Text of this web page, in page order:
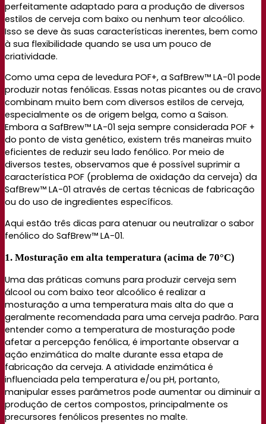
perfeitamente adaptado para a produção de diversos
estilos de cerveja com baixo ou nenhum teor alcoólico.
Isso se deve às suas características inerentes, bem como
à sua flexibilidade quando se usa um pouco de
criatividade.
Como uma cepa de levedura POF+, a SafBrew™ LA-01 pode
produzir notas fenólicas. Essas notas picantes ou de cravo
combinam muito bem com diversos estilos de cerveja,
especialmente os de origem belga, como a Saison.
Embora a SafBrew™ LA-01 seja sempre considerada POF +
do ponto de vista genético, existem três maneiras muito
eficientes de reduzir seu lado fenólico. Por meio de
diversos testes, observamos que é possível suprimir a
característica POF (problema de oxidação da cerveja) da
SafBrew™ LA-01 através de certas técnicas de fabricação
ou do uso de ingredientes específicos.
Aqui estão três dicas para atenuar ou neutralizar o sabor
fenólico do SafBrew™ LA-01.
1. Mosturação em alta temperatura (acima de 70°C)
Uma das práticas comuns para produzir cerveja sem
álcool ou com baixo teor alcoólico é realizar a
mosturação a uma temperatura mais alta do que a
geralmente recomendada para uma cerveja padrão. Para
entender como a temperatura de mosturação pode
afetar a percepção fenólica, é importante observar a
ação enzimática do malte durante essa etapa de
fabricação da cerveja. A atividade enzimática é
influenciada pela temperatura e/ou pH, portanto,
manipular esses parâmetros pode aumentar ou diminuir a
produção de certos compostos, principalmente os
precursores fenólicos presentes no malte.